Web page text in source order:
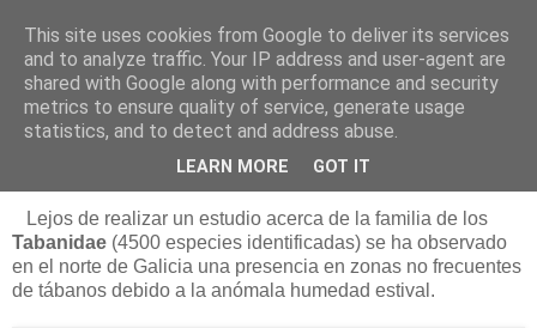
Está de pinga
19/8/12
Los tábanos autumnalis
Lejos de realizar un estudio acerca de la familia de los
Tabanidae (4500 especies identificadas) se ha observado
en el norte de Galicia una presencia en zonas no frecuentes
de tábanos debido a la anómala humedad estival.
This site uses cookies from Google to deliver its services
and to analyze traffic. Your IP address and user-agent are
shared with Google along with performance and security
metrics to ensure quality of service, generate usage
statistics, and to detect and address abuse.
LEARN MORE GOT IT